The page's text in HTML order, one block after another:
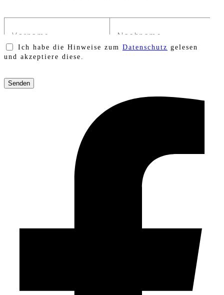
Ich habe die Hinweise zum Datenschutz gelesen
und akzeptiere diese.
lasse